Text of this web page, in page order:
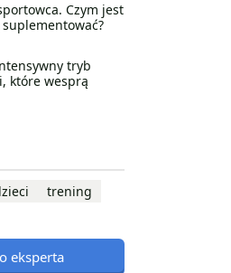
Czym jest
tryb
które wesprą
trening
eksperta